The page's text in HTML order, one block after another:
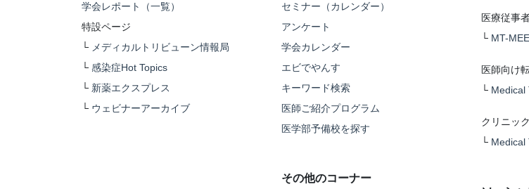
学会レポート（一覧）
特設ページ
└ メディカルトリビューン情報局
└ 感染症Hot Topics
└ 新薬エクスプレス
└ ウェビナーアーカイブ
セミナー（カレンダー）
アンケート
学会カレンダー
エビでやんす
キーワード検索
医師ご紹介プログラム
医学部予備校を探す
その他のコーナー
医療従事
└ MT-
医師向け
└ Medical
クリニッ
└ Medical